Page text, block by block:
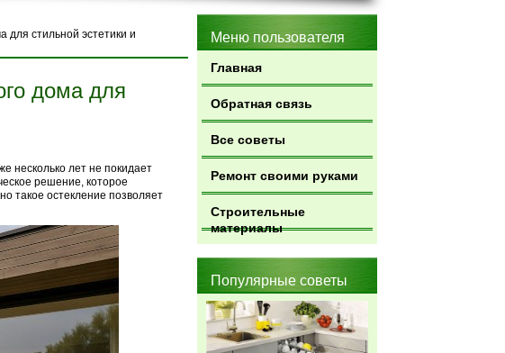
Меню пользователя
Главная
Обратная связь
Все советы
Ремонт своими руками
Строительные
материалы
Популярные советы
для стильной эстетики и
дома для
несколько лет не покидает
решение, которое
такое остекление позволяет